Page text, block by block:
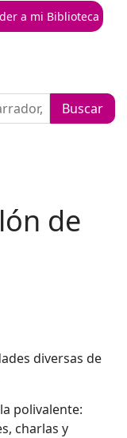
a mi Biblioteca
de
diversas de
polivalente:
charlas y